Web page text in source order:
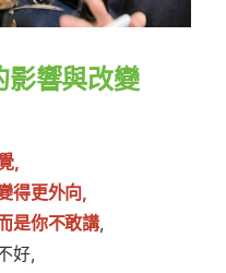
影響與改變
更外向，
是你不敢講，
，